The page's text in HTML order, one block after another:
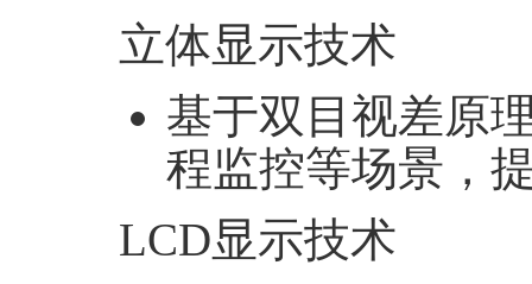
‌立体显示技术‌
基于双目视差原
程监控等场景，
LCD显示技术‌